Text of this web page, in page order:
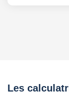
Les